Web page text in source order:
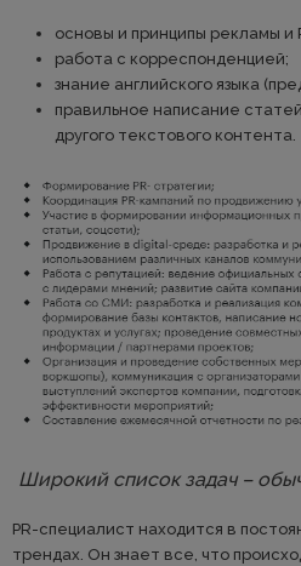
основы и принципы рекламы и
работа с корреспонденцией;
знание английского языка
правильное написание
другого текстового контента.
Широкий список задач –
PR-специалист находится в
трендах. Он знает все, что